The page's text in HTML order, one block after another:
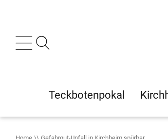
Teckbotenpokal